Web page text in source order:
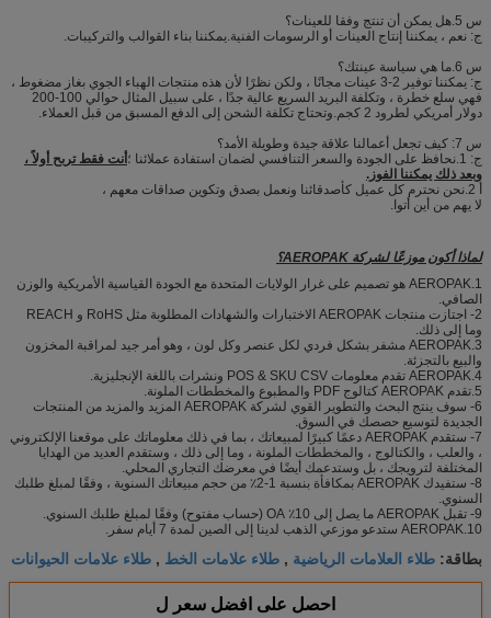
س 5.هل يمكن أن تنتج وفقا للعينات؟
ج: نعم ، يمكننا إنتاج العينات أو الرسومات الفنية.يمكننا بناء القوالب والتركيبات.
س 6.ما هي سياسة عينتك؟
ج: يمكننا توفير 2-3 عينات مجانًا ، ولكن نظرًا لأن هذه منتجات الهباء الجوي بغاز مضغوط ،
فهي سلع خطرة ، وتكلفة البريد السريع عالية جدًا ، على سبيل المثال حوالي 100-200
دولار أمريكي لطرود 2 كجم.وتحتاج تكلفة الشحن إلى الدفع المسبق من قبل العملاء.
س 7: كيف تجعل أعمالنا علاقة جيدة وطويلة الأمد؟
ج: 1.نحافظ على الجودة والسعر التنافسي لضمان استفادة عملائنا ؛
أنت فقط تربح أولاً ،
وبعد ذلك يمكننا الفوز.
لا يهم من أين أتوا.
لماذا أكون موزعًا لشركة AEROPAK؟
1.AEROPAK هو تصميم على غرار الولايات المتحدة مع الجودة القياسية الأمريكية والوزن
الصافي.
2- اجتازت منتجات AEROPAK الاختبارات والشهادات المطلوبة مثل RoHS و REACH
وما إلى ذلك.
3.AEROPAK مشفر بشكل فردي لكل عنصر وكل لون ، وهو أمر جيد لمراقبة المخزون
والبيع بالتجزئة.
4.AEROPAK تقدم معلومات POS & SKU CSV ونشرات باللغة الإنجليزية.
5.تقدم AEROPAK كتالوج PDF والمطبوع والمخططات الملونة.
6- سوف ينتج البحث والتطوير القوي لشركة AEROPAK المزيد والمزيد من المنتجات
الجديدة لتوسيع حصصك في السوق.
7- ستقدم AEROPAK دعمًا كبيرًا لمبيعاتك ، بما في ذلك معلوماتك على موقعنا الإلكتروني
، والعلب ، والكتالوج ، والمخططات الملونة ، وما إلى ذلك ، وستقدم العديد من الهدايا
المختلفة لترويجك ، بل وستدعمك أيضًا في معرضك التجاري المحلي.
8- ستفيدك AEROPAK بمكافأة بنسبة 1-2٪ من حجم مبيعاتك السنوية ، وفقًا لمبلغ طلبك
السنوي.
9- تقبل AEROPAK ما يصل إلى 10٪ OA (حساب مفتوح) وفقًا لمبلغ طلبك السنوي.
10.AEROPAK ستدعو موزعي الذهب لدينا إلى الصين لمدة 7 أيام سفر.
بطاقة: طلاء العلامات الرياضية , طلاء علامات الخط , طلاء علامات الحيوانات
احصل على افضل سعر ل